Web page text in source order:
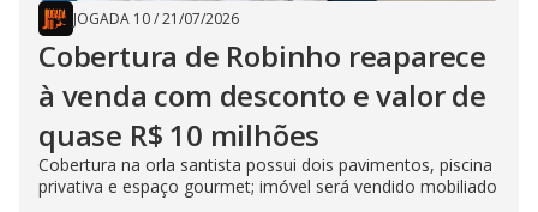
JOGADA 10/21/07/2026
Cobertura de Robinho reaparece
à venda com desconto e valor de
quase R$ 10 milhões
Cobertura na orla santista possui dois pavimentos, piscina
privativa e espaço gourmet; imóvel será vendido mobiliado